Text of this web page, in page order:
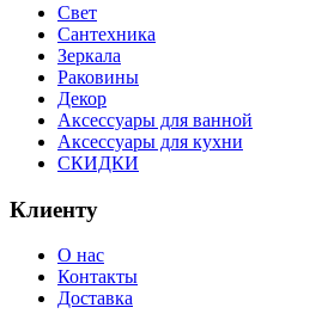
Свет
Сантехника
Зеркала
Раковины
Декор
Аксессуары для ванной
Аксессуары для кухни
СКИДКИ
Клиенту
О нас
Контакты
Доставка